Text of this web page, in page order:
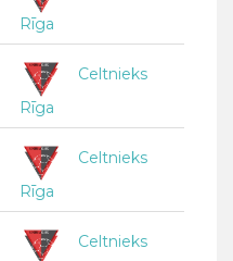
Rīga
Celtnieks
Rīga
Celtnieks
Rīga
Celtnieks